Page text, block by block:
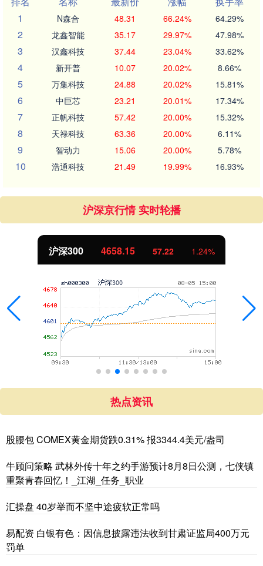
1
N森合 48.31 66.24% 64.29%
2 龙鑫智能 35.17 29.97% 47.98%
3 汉鑫科技 37.44 23.04% 33.62%
4 新开普 10.07 20.02% 8.66%
5 万集科技 24.88 20.02% 15.81%
6 中巨芯 23.21 20.01% 17.34%
7 正帆科技 57.42 20.00% 15.32%
8 天禄科技 63.36 20.00% 6.11%
9 智动力 15.06 20.00% 5.78%
10 浩通科技 21.49 19.99% 16.93%
沪深京行情 实时轮播
北证50 1119.46
热点资讯
股腰包 COMEX黄金期货跌0.31% 报3344.4美元/盎司
牛顾问策略 武林外传十年之约手游预计8月8日公测，七侠镇
重聚青春回忆！_江湖_任务_职业
汇操盘 40岁举而不坚中途疲软正常吗
易配资 白银有色：因信息披露违法收到甘肃证监局400万元
罚单